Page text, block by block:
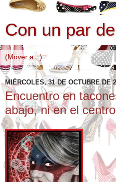
Con un par
MIÉRCOLES, 31 DE OCTUBRE DE
Encuentro en
abajo, ni en el